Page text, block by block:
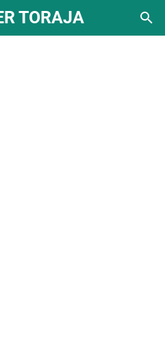
TORAJA